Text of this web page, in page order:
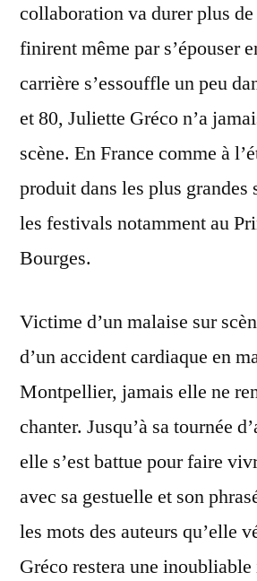
collaboration va durer plus
finirent même par s’épouser
carrière s’essouffle un peu
et 80, Juliette Gréco n’a
scène. En France comme à
produit dans les plus grandes
les festivals notamment au
Bourges.
Victime d’un malaise sur
d’un accident cardiaque en
Montpellier, jamais elle ne
chanter. Jusqu’à sa tournée
elle s’est battue pour faire
avec sa gestuelle et son
les mots des auteurs qu’elle
Gréco restera une